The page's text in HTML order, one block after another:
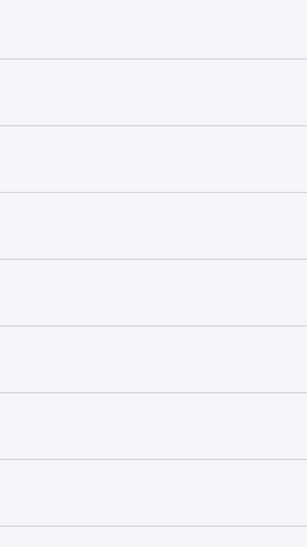
确认页面上。。您可以在此处设置
以高于或低于当前价格。如果没
下跌 40%，您的订单就会执行。
以设置获利和止损订单。获利和
们无法为您的完整订单锁定该价